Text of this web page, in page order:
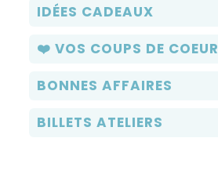
IDÉES CADEAUX
❤️ VOS COUPS DE COEUR
BONNES AFFAIRES
BILLETS ATELIERS